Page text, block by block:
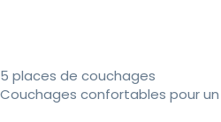
5 places de couchages
Couchages confortables pour